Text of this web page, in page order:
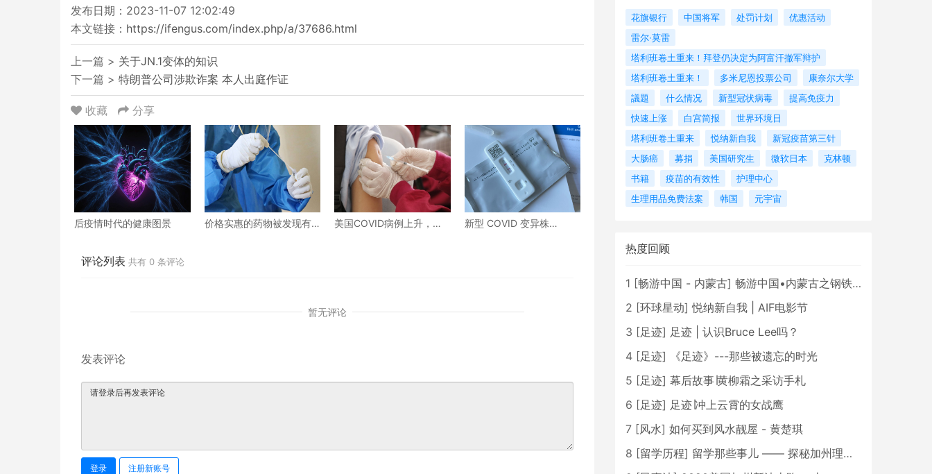
发布日期：2023-11-07 12:02:49
本文链接： https://ifengus.com/index.php/a/37686.html
上一篇 > 关于JN.1变体的知识
下一篇 > 特朗普公司涉欺诈案 本人出庭作证
收藏 分享
后疫情时代的健康图景
价格实惠的药物被发现有
美国COVID病例上升，限
新型 COVID 变异株
评论列表 共有 0 条评论
暂无评论
发表评论
登录 注册新账号
花旗银行 中国将军 处罚计划
优惠活动
雷尔·莫雷
塔利班卷土重来！拜登仍决定为阿富汗撤军辩护
塔利班卷土重来！
多米尼恩投票公司
康奈尔大学
議題
什么情况 新型冠状病毒
提高免疫力
快速上涨
白宫简报
世界环境日
塔利班卷土重来
悦纳新自我
新冠疫苗第三针
大肠癌
募捐 美国研究生 微软日本
克林顿
书籍
疫苗的有效性
护理中心
生理用品免费法案
韩国 元宇宙
热度回顾
1 [畅游中国 - 内蒙古] 畅游中国•内蒙古之钢铁骄子，魅力包头
2 [环球星动] 悦纳新自我 | AIF电影节
3 [足迹] 足迹 | 认识Bruce Lee吗？
4 [足迹]
《足迹》---那些被遗忘的时光
5 [足迹] 幕后故事∣黄柳霜之采访手札
6 [足迹] 足迹∣冲上云霄的女战鹰
7 [风水] 如何买到风水靓屋 - 黄楚琪
8 [留学历程] 留学那些事儿 —— 探秘加州理工学院Caltech博士生活 [上集]